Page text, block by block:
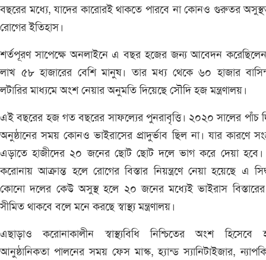
বছরের মধ্যে, যাদের কারোরই থাকতে পারবে না কোনও গুরুতর
রোগের ইতিহাস।
শর্তপূরণ সাপেক্ষে অনলাইনে এ বছর হজের জন্য আবেদন
লাখ ৫৮ হাজারের বেশি মানুষ। তার মধ্য থেকে ৬০ হাজার
লটারির মাধ্যমে অংশ নেয়ার অনুমতি দিয়েছে সৌদি হজ মন্ত্রণালয়।
এই বছরের হজ গত বছরের সাফল্যের পুনরাবৃত্তি। ২০২০ সালের পাঁচ
অনুষ্ঠানের সময় কোনও ভাইরাসের প্রাদুর্ভাব ছিল না। যার কারণে
এড়াতে হাজীদের ২০ জনের ছোট ছোট দলে ভাগ করে দেয়া
করোনায় আক্রান্ত হলে রোগের বিস্তার নিয়ন্ত্রণে নেয়া হয়েছে এ
কোনো দলের কেউ অসুস্থ হলে ২০ জনের মধ্যেই ভাইরাস বিস্তারের
সীমিত থাকবে বলে মনে করছে স্বাস্থ্য মন্ত্রণালয়।
এছাড়াও করোনাকালীন স্বাস্থ্যবিধি নিশ্চিতের অংশ হিসেবে
আনুষ্ঠানিকতা পালনের সময় ফেস মাস্ক, হ্যান্ড স্যানিটাইজার,